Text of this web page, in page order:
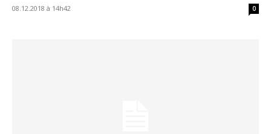
08.12.2018 à 14h42 0